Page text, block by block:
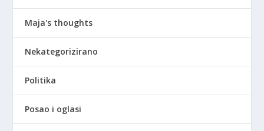
Maja's thoughts
Nekategorizirano
Politika
Posao i oglasi